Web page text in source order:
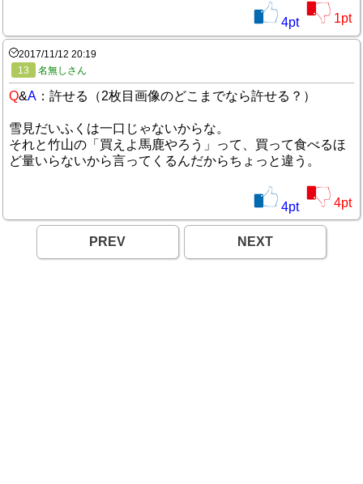
4pt 1pt
2017/11/12 20:19
13
名無しさん
Q&A ：許せる（2枚目画像のどこまでなら許せる？）
雪見だいふくは一口じゃないからな。
それと竹山の「買えよ馬鹿やろう」って、買って食べるほ
ど量いらないから言ってくるんだからちょっと違う。
4pt 4pt
PREV NEXT